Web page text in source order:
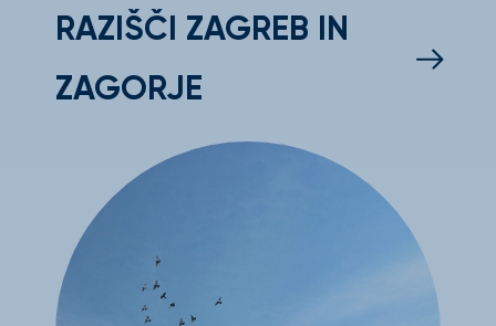
RAZIŠČI ZAGREB IN
ZAGORJE